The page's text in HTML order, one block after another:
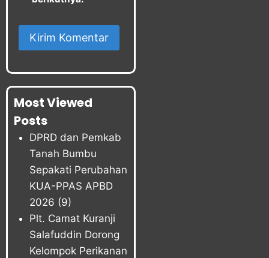
Most Viewed
Posts
DPRD dan Pemkab
Tanah Bumbu
Sepakati Perubahan
KUA-PPAS APBD
2026 (9)
Plt. Camat Kuranji
Salafuddin Dorong
Kelompok Perikanan